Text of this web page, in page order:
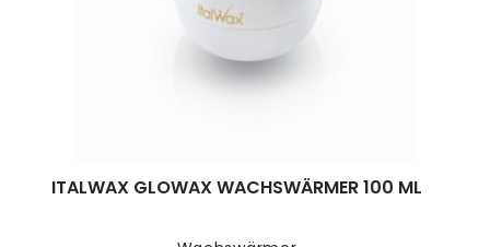
ITALWAX GLOWAX WACHSWÄRMER 100 ML